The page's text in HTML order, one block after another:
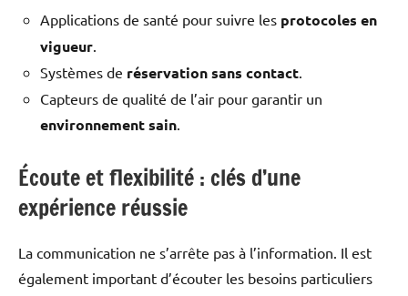
Applications de santé pour suivre les protocoles en
vigueur
Systèmes de réservation sans contact
Capteurs de qualité de l’air pour garantir un
environnement sain
Écoute et flexibilité : clés d’une
expérience réussie
La communication ne s’arrête pas à l’information. Il est
également important d’écouter les besoins particuliers